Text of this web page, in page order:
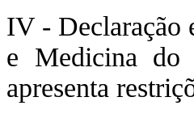
IV - Declaração
e Medicina do
apresenta